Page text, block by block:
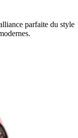
parfaite du style